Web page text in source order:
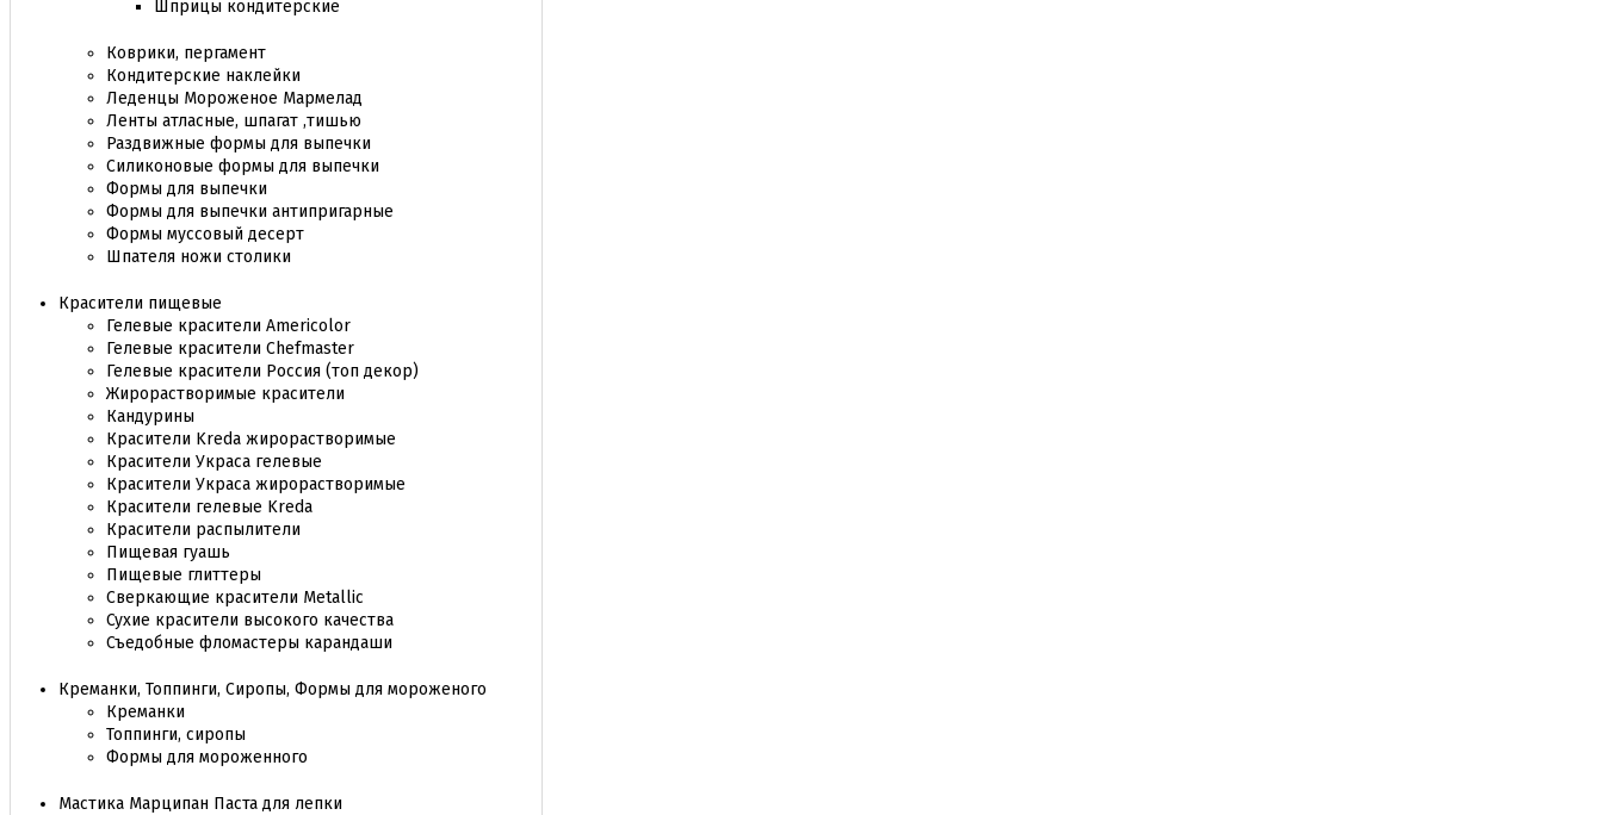
Шприцы кондитерские
Коврики, пергамент
Кондитерские наклейки
Леденцы Мороженое Мармелад
Ленты атласные, шпагат ,тишью
Раздвижные формы для выпечки
Силиконовые формы для выпечки
Формы для выпечки
Формы для выпечки антипригарные
Формы муссовый десерт
Шпателя ножи столики
Красители пищевые
Гелевые красители Americolor
Гелевые красители Chefmaster
Гелевые красители Россия (топ декор)
Жирорастворимые красители
Кандурины
Красители Kreda жирорастворимые
Красители Украса гелевые
Красители Украса жирорастворимые
Красители гелевые Kreda
Красители распылители
Пищевая гуашь
Пищевые глиттеры
Сверкающие красители Metallic
Сухие красители высокого качества
Съедобные фломастеры карандаши
Креманки, Топпинги, Сиропы, Формы для мороженого
Креманки
Топпинги, сиропы
Формы для мороженного
Мастика Марципан Паста для лепки